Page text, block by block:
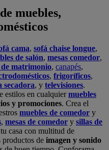
muebles,
cama, sofá chaise longue,
de salón, mesas comedor,
matrimonio, canapés,
, frigoríficos,
secadora, y televisiones.
estilos en cualquiermuebles
y promociones. Crea el
muebles de comedor y
, mesas de comedor y sillas de
casa con multitud de
de imagen y sonido